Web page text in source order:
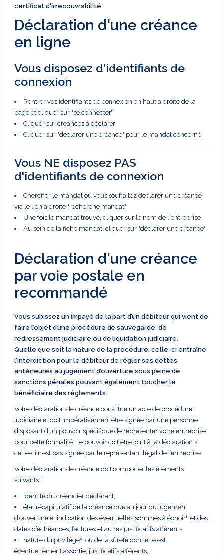
certificat d'irrecouvrabilité.
Déclaration d'une créance
en ligne
Vous disposez d'identifiants de
connexion
Rentrer vos identifiants de connexion en haut a droite de la
page et cliquer sur "se connecter"
Cliquer sur créances à déclarer
Cliquer sur "déclarer une créance" pour le mandat concerné
Vous NE disposez PAS
d'identifiants de connexion
Chercher le mandat où vous souhaitez déclarer une créance
via le lien à droite "recherche mandat"
Une fois le mandat trouvé, cliquer sur le nom de l'entreprise
Au sein de la fiche mandat, cliquer sur "déclarer une créance"
Déclaration d'une créance
par voie postale en
recommandé
Vous subissez un impayé de la part d’un débiteur qui vient de
faire l’objet d’une procédure de sauvegarde, de
redressement judiciaire ou de liquidation judiciaire.
Quelle que soit la nature de la procédure, celle-ci entraîne
l’interdiction pour le débiteur de régler ses dettes
antérieures au jugement d’ouverture sous peine de
sanctions pénales pouvant également toucher le
bénéficiaire des règlements.
Votre déclaration de créance constitue un acte de procédure
judiciaire et doit impérativement être signée par une personne
disposant d’un pouvoir spécifique de représenter votre entreprise
pour cette formalité ; le pouvoir doit être joint à la déclaration si
celle-ci n’est pas signée par le représentant légal de l’entreprise.
Votre déclaration de créance doit comporter les éléments
suivants :
identité du créancier déclarant,
état récapitulatif de la créance due au jour du jugement
d’ouverture et indication des éventuelles sommes à échoir¹ et des
dates d’échéances, factures et autres justificatifs afférents,
nature du privilège² ou de la sûreté dont elle est
éventuellement assortie, justificatifs afférents,